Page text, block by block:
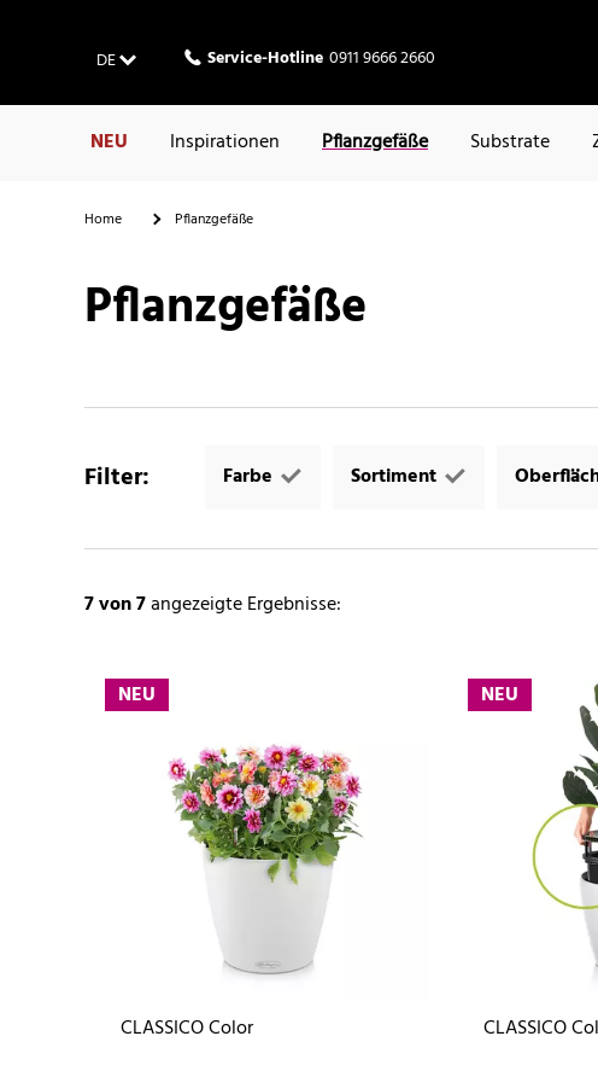
DE Service-Hotline 0911 9666 2660
NEU Inspirationen Pflanzgefäße Substrate
Home Pflanzgefäße
Pflanzgefäße
Filter: Farbe Sortiment
7von 7angezeigte Ergebnisse:
NEU
CLASSICO Color
NEU
CLASSICO